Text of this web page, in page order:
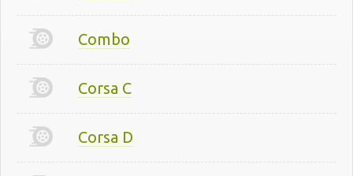
Combo
Corsa C
Corsa D